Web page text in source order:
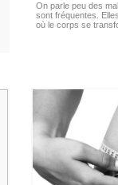
On parle peu des
sont fréquentes.
où le corps se